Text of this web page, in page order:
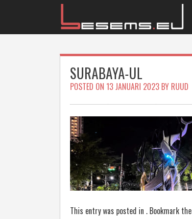
SURABAYA-UL
POSTED ON 13 JANUARI 2023 BY RUUD
This entry was posted in . Bookmark the